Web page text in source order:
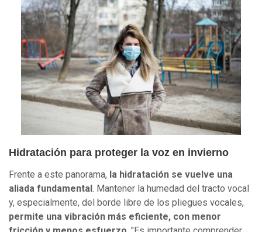
Hidratación para proteger la voz en invierno
Frente a este panorama, la hidratación se vuelve una
aliada fundamental . Mantener la humedad del tracto vocal
y, especialmente, del borde libre de los pliegues vocales,
permite una vibración más eficiente, con menor